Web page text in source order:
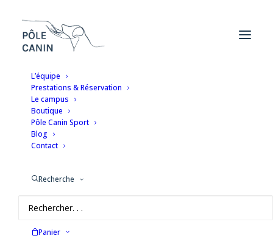
L’équipe
Prestations & Réservation
Le campus
Boutique
Pôle Canin Sport
Blog
Contact
Recherche
Panier
ACCUEIL LA BOUTIQUE POLE CANIN
MUSEAU DE PORC
Museau de porc
le contraire ! 😉
Rupture de stock